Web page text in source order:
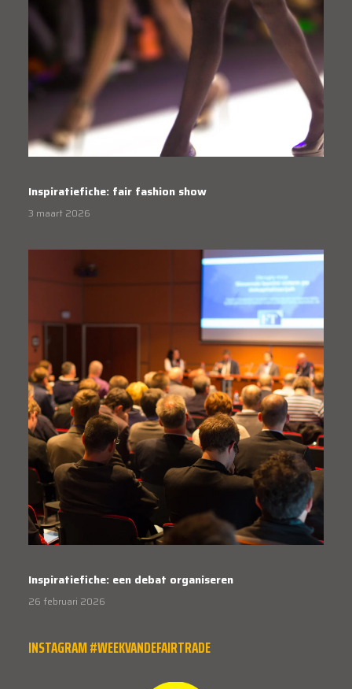
Inspiratiefiche: fair fashion show
3 maart 2026
Inspiratiefiche: een debat organiseren
26 februari 2026
INSTAGRAM #WEEKVANDEFAIRTRADE